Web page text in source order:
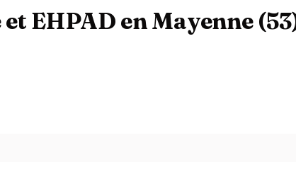
EHPAD en Mayenne